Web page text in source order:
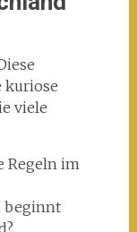
kuriose
viele
Regeln im
beginnt